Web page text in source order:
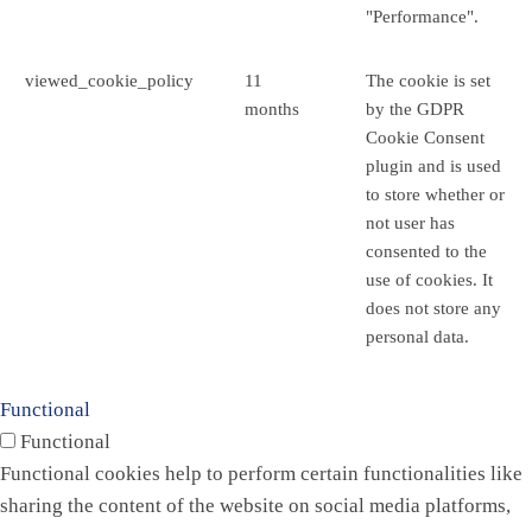
"Performance".
viewed_cookie_policy
11
months
The cookie is set
by the GDPR
Cookie Consent
plugin and is used
to store whether or
not user has
consented to the
use of cookies. It
does not store any
personal data.
Functional
Functional
Functional cookies help to perform certain functionalities like
sharing the content of the website on social media platforms,